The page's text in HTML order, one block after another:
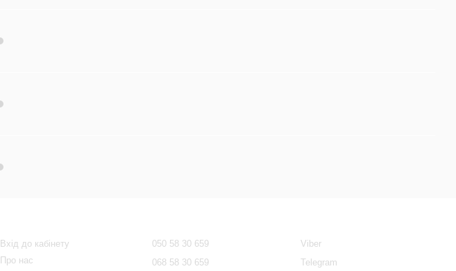
Вхід до кабінету
Про нас
050 58 30 659
068 58 30 659
Viber
Telegram